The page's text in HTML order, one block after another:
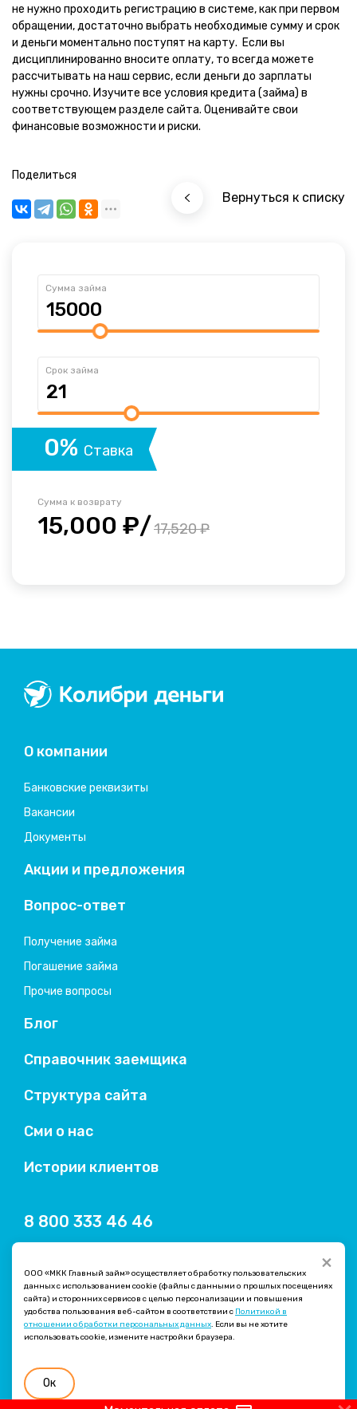
не нужно проходить регистрацию в системе, как при первом
обращении, достаточно выбрать необходимые сумму и срок
и деньги моментально поступят на карту. Если вы
дисциплинированно вносите оплату, то всегда можете
рассчитывать на наш сервис, если деньги до зарплаты
нужны срочно. Изучите все условия кредита (займа) в
соответствующем разделе сайта. Оценивайте свои
финансовые возможности и риски.
Вернуться к списку
Поделиться
Сумма займа
Срок займа
0% Ставка
Сумма к возврату
15,000 ₽/17,520 ₽
×
ООО «МКК Главный займ» осуществляет обработку пользовательских
данных с использованием cookie (файлы с данными о прошлых посещениях
сайта) и сторонних сервисов с целью персонализации и повышения
удобства пользования веб-сайтом в соответствии с Политикой в
отношении обработки персональных данных. Если вы не хотите
использовать cookie, измените настройки браузера.
Ок
О компании
Банковские реквизиты
Вакансии
Документы
Акции и предложения
Вопрос-ответ
Получение займа
Погашение займа
Прочие вопросы
Блог
Справочник заемщика
Структура сайта
Сми о нас
Истории клиентов
8 800 333 46 46